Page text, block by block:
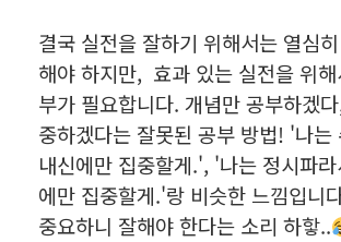
결국 실전을 잘하기 위해서는 열심
해야 하지만, 효과 있는 실전을 위
부가 필요합니다. 개념만 공부하겠
중하겠다는 잘못된 공부 방법! '나는
내신에만 집중할게.', '나는 정시파
에만 집중할게.'랑 비슷한 느낌입니
중요하니 잘해야 한다는 소리 하핳..